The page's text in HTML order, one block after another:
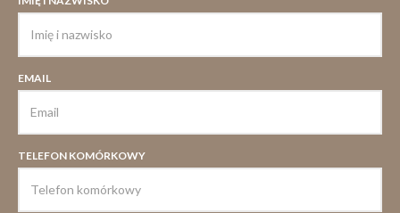
EMAIL
TELEFON KOMÓRKOWY